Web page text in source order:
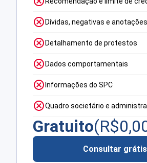
Dívidas, negativas e anotações
Detalhamento de protestos
Dados comportamentais
Informações do SPC
Quadro societário e
Gratuito(R$
Consultar grátis